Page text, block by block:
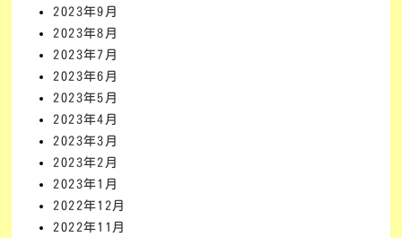
2023年9月
2023年8月
2023年7月
2023年6月
2023年5月
2023年4月
2023年3月
2023年2月
2023年1月
2022年12月
2022年11月